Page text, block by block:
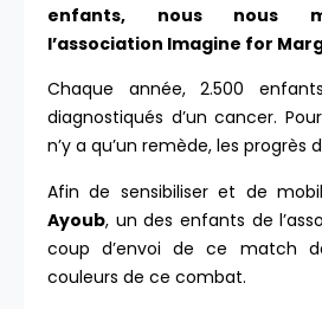
enfants, nous nous
l’association Imagine for
Chaque année, 2.500
diagnostiqués d’un cancer.
n’y a qu’un remède, les progrès
Afin de sensibiliser et de
Ayoub, un des enfants de
coup d’envoi de ce match
couleurs de ce combat.